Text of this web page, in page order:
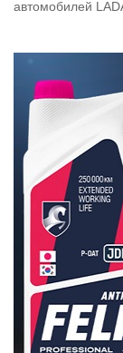
автомобилей